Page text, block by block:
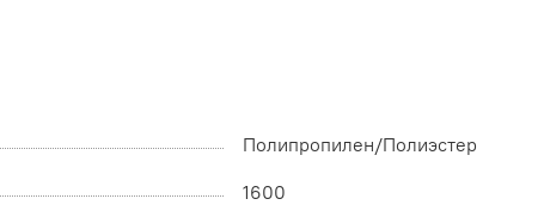
Полипропилен/Полиэстер
1600